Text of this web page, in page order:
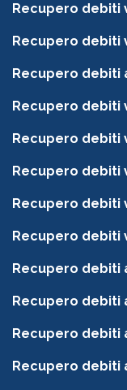
Recupero debiti
Recupero debiti
Recupero debiti
Recupero debiti
Recupero debiti
Recupero debiti
Recupero debiti
Recupero debiti
Recupero debiti
Recupero debiti
Recupero debiti
Recupero debiti